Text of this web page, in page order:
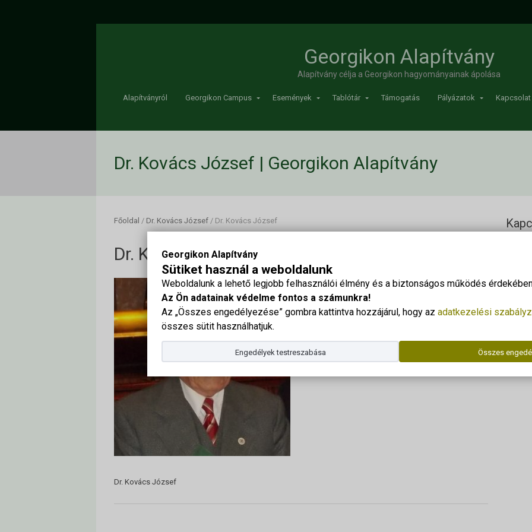
Georgikon Alapítvány
Sütiket használ a weboldalunk
Weboldalunk a lehető legjobb felhasználói élmény és a biztonságos működés
Az Ön adatainak védelme fontos a számunkra!
Az „Összes engedélyezése” gombra kattintva hozzájárul, hogy az adatkezelési
összes sütit használhatjuk.
Összes
Engedélyek testreszabása
Georgikon Alapítvány
Alapítvány célja a Georgikon hagyományainak ápolása
Alapítványról Georgikon Campus Események Tablótár Támogatás Pályázatok Kapcsolat
Dr. Kovács József | Georgikon Alapítvány
Főoldal / Dr. Kovács József / Dr. Kovács József
Dr. Kovács József
Dr. Kovács József
Az